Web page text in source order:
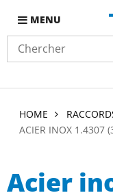
MENU
HOME
ACIER INOX 1.4307
Acier